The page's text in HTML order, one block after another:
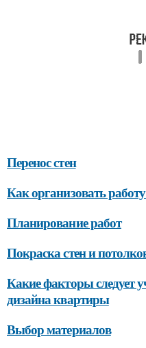
Перенос стен
Как организовать
Планирование работ
Покраска стен и
Какие факторы следует
дизайна квартиры
Выбор материалов